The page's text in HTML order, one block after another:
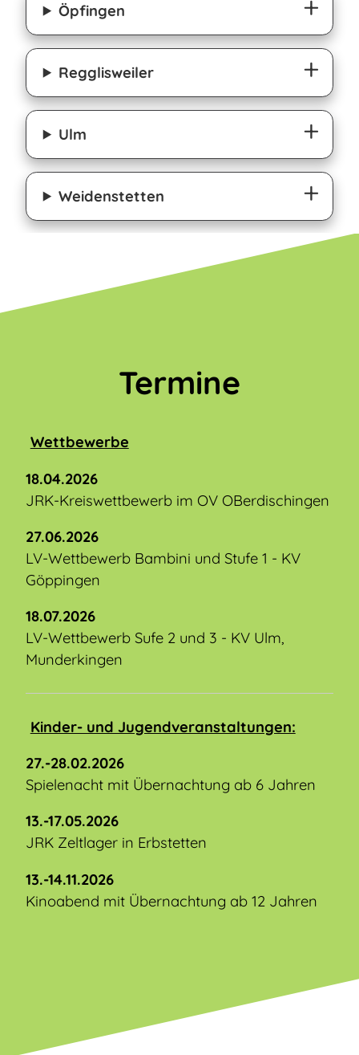
Öpfingen
Regglisweiler
Ulm
Weidenstetten
Termine
Wettbewerbe
18.04.2026
JRK-Kreiswettbewerb im OV OBerdischingen
27.06.2026
LV-Wettbewerb Bambini und Stufe 1 - KV
Göppingen
18.07.2026
LV-Wettbewerb Sufe 2 und 3 - KV Ulm,
Munderkingen
Kinder- und Jugendveranstaltungen:
27.-28.02.2026
Spielenacht mit Übernachtung ab 6 Jahren
13.-17.05.2026
JRK Zeltlager in Erbstetten
13.-14.11.2026
Kinoabend mit Übernachtung ab 12 Jahren